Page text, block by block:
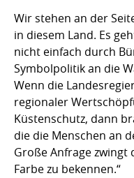
Wir stehen an der
in diesem Land. Es
nicht einfach durch
Symbolpolitik an die
Wenn die
regionaler
Küstenschutz, dann
die die Menschen an
Große Anfrage zwingt
Farbe zu bekennen.“